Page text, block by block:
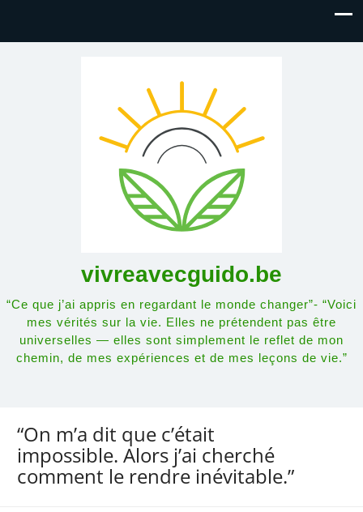
vivreavecguido.be
“Ce que j’ai appris en regardant le monde changer”- “Voici
mes vérités sur la vie. Elles ne prétendent pas être
universelles — elles sont simplement le reflet de mon
chemin, de mes expériences et de mes leçons de vie.”
“On m’a dit que c’était
impossible. Alors j’ai cherché
comment le rendre inévitable.”